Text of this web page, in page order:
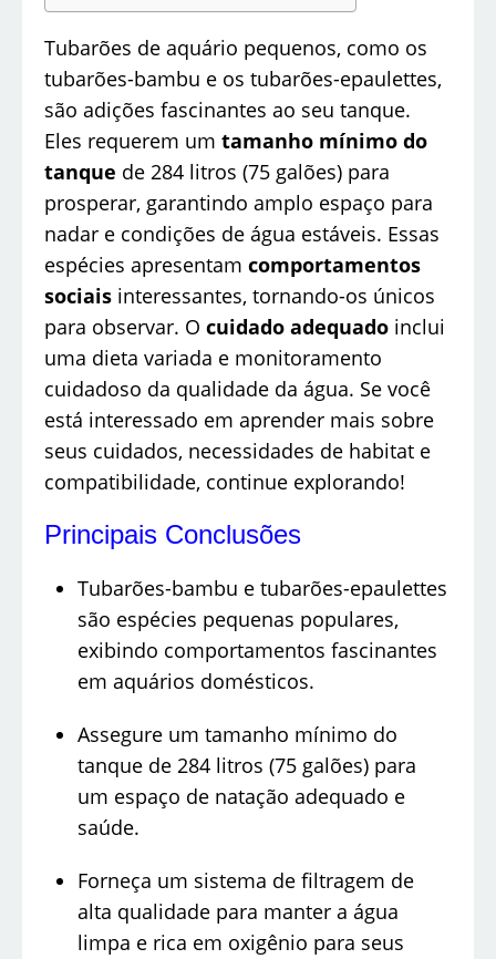
Tubarões de aquário pequenos, como os
tubarões-bambu e os tubarões-epaulettes,
são adições fascinantes ao seu tanque.
Eles requerem um tamanho mínimo do
tanque de 284 litros (75 galões) para
prosperar, garantindo amplo espaço para
nadar e condições de água estáveis. Essas
espécies apresentam comportamentos
sociais interessantes, tornando-os únicos
para observar. O cuidado adequado inclui
uma dieta variada e monitoramento
cuidadoso da qualidade da água. Se você
está interessado em aprender mais sobre
seus cuidados, necessidades de habitat e
compatibilidade, continue explorando!
Principais Conclusões
Tubarões-bambu e tubarões-epaulettes
são espécies pequenas populares,
exibindo comportamentos fascinantes
em aquários domésticos.
Assegure um tamanho mínimo do
tanque de 284 litros (75 galões) para
um espaço de natação adequado e
saúde.
Forneça um sistema de filtragem de
alta qualidade para manter a água
limpa e rica em oxigênio para seus